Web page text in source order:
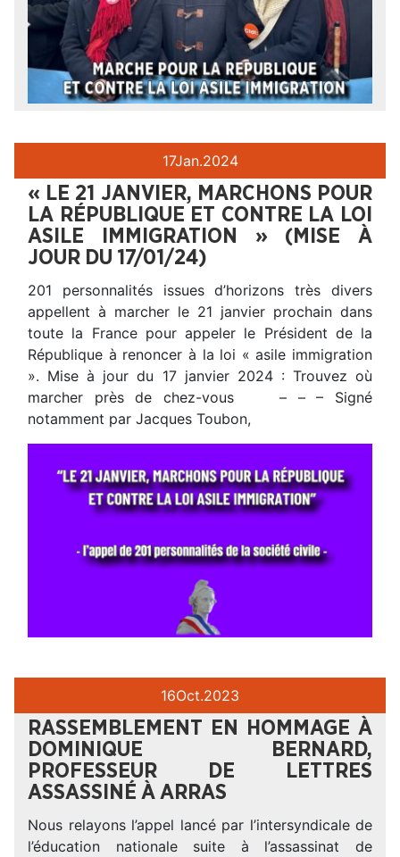
17Jan.2024
« LE 21 JANVIER, MARCHONS POUR
LA RÉPUBLIQUE ET CONTRE LA LOI
ASILE IMMIGRATION » (MISE À
JOUR DU 17/01/24)
201 personnalités issues d’horizons très divers
appellent à marcher le 21 janvier prochain dans
toute la France pour appeler le Président de la
République à renoncer à la loi « asile immigration
». Mise à jour du 17 janvier 2024 : Trouvez où
marcher près de chez-vous – – – Signé
notamment par Jacques Toubon,
16Oct.2023
RASSEMBLEMENT EN HOMMAGE À
DOMINIQUE BERNARD,
PROFESSEUR DE LETTRES
ASSASSINÉ À ARRAS
Nous relayons l’appel lancé par l’intersyndicale de
l’éducation nationale suite à l’assassinat de